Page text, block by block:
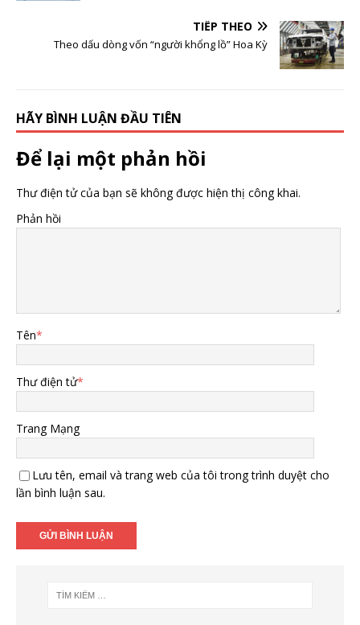
TIẾP THEO
Theo dấu dòng vốn “người khổng lồ” Hoa Kỳ
HÃY BÌNH LUẬN ĐẦU TIÊN
Để lại một phản hồi
Thư điện tử của bạn sẽ không được hiện thị công khai.
Phản hồi
Tên*
Thư điện tử*
Trang Mạng
Lưu tên, email và trang web của tôi trong trình duyệt cho
lần bình luận sau.